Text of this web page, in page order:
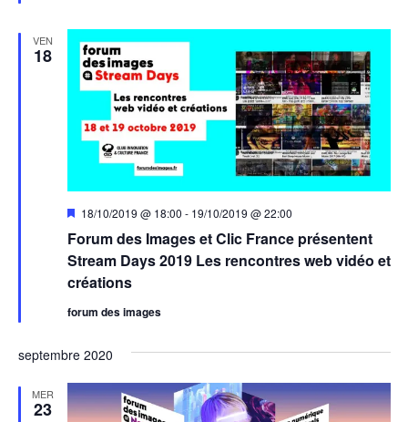
VEN
18
Forum des Images et Clic France présentent
Stream Days 2019 Les rencontres web vidéo et
créations
Mis
avant
18/10/2019 @ 18:00 - 19/10/2019 @ 22:00
forum des images
septembre 2020
MER
23